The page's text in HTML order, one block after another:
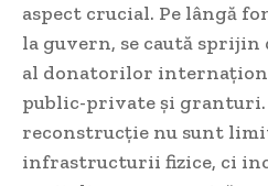
aspect crucial. Pe lângă
la guvern, se caută
al donatorilor
public-private și
reconstrucție nu sunt
infrastructurii fizice, ci